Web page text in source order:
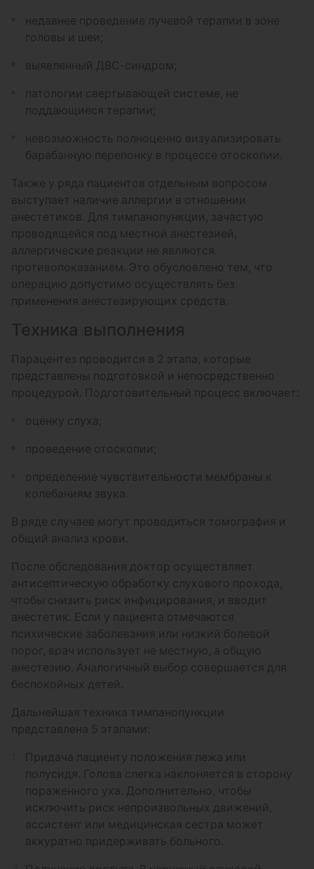
недавнее проведение лучевой терапии в зоне
головы и шеи;
выявленный ДВС-синдром;
патологии свертывающей системе, не
поддающиеся терапии;
невозможность полноценно визуализировать
барабанную перепонку в процессе отоскопии.
Также у ряда пациентов отдельным вопросом
выступает наличие аллергии в отношении
анестетиков. Для тимпанопункции, зачастую
проводящейся под местной анестезией,
аллергические реакции не являются
противопоказанием. Это обусловлено тем, что
операцию допустимо осуществлять без
применения анестезирующих средств.
Техника выполнения
Парацентез проводится в 2 этапа, которые
представлены подготовкой и непосредственно
процедурой. Подготовительный процесс включает:
оценку слуха;
проведение отоскопии;
определение чувствительности мембраны к
колебаниям звука.
В ряде случаев могут проводиться томография и
общий анализ крови.
После обследования доктор осуществляет
антисептическую обработку слухового прохода,
чтобы снизить риск инфицирования, и вводит
анестетик. Если у пациента отмечаются
психические заболевания или низкий болевой
порог, врач использует не местную, а общую
анестезию. Аналогичный выбор совершается для
беспокойных детей.
Дальнейшая техника тимпанопункции
представлена 5 этапами:
Придача пациенту положения лежа или
полусидя. Голова слегка наклоняется в сторону
пораженного уха. Дополнительно, чтобы
исключить риск непроизвольных движений,
ассистент или медицинская сестра может
аккуратно придерживать больного.
исследование соскоба (мазка) со
локализация)
Стрептатест - Экспресс-исследование на
β-гемолитический стрептококк группы А
Увулопалатопластика под местной
анестезией
Удаление инородного предмета из горла
с использованием видеоэдоскопа
Удаление инородного тела полости носа
с использованием видеоэдоскопа
Вскрытие атеромы уха под местной
анестезией
Остановка носового кровотечения
аппаратом "Сургитрон" под контролем
видеоэндоскопа